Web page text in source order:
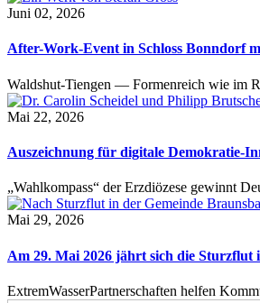
Juni 02, 2026
After-Work-Event in Schloss Bonndorf
Waldshut-Tiengen — Formenreich wie im
Mai 22, 2026
Auszeichnung für digitale Demokratie-
„Wahlkompass“ der Erzdiözese gewinnt
Mai 29, 2026
Am 29. Mai 2026 jährt sich die Sturzflut
ExtremWasserPartnerschaften helfen